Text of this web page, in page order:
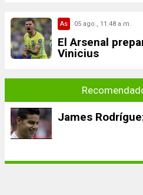
As 05 ago., 11:48 a.m.
El Arsenal
Vinicius
James